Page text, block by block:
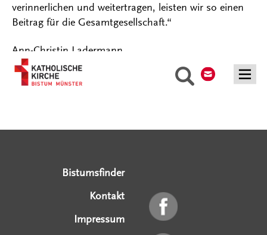
Suche
verinnerlichen und weitertragen, leisten wir so einen
Beitrag für die Gesamtgesellschaft.“
Ann-Christin Ladermann
Bistumsfinder
Kontakt
Impressum